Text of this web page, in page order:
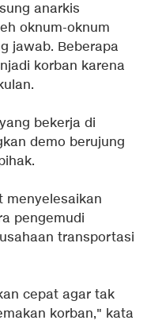
anarkis
oknum-oknum
jawab. Beberapa
korban karena
bekerja di
demo berujung
menyelesaikan
pengemudi
transportasi
cepat agar tak
korban," kata